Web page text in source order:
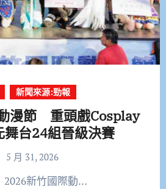
新聞來源:勁報
漫節 重頭戲Cosplay
舞台24組晉級決賽
5 月 31, 2026
2026新竹國際動…